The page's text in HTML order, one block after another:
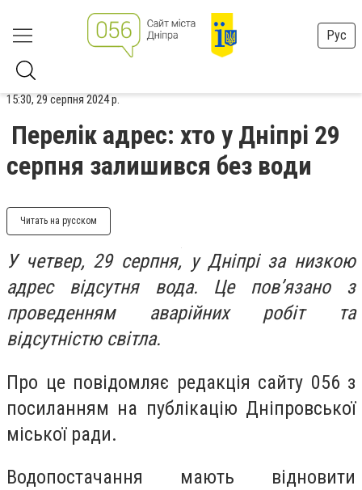
Рус
15:30, 29 серпня 2024 р.
Перелік адрес: хто у Дніпрі 29
серпня залишився без води
Читать на русском
У четвер, 29 серпня, у Дніпрі за низкою
адрес відсутня вода. Це пов’язано з
проведенням аварійних робіт та
відсутністю світла.
Про це повідомляє редакція сайту 056 з
посиланням на публікацію Дніпровської
міської ради.
Водопостачання мають відновити